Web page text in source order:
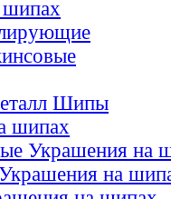
шипах
Шипы
шипах
Украшения на
на